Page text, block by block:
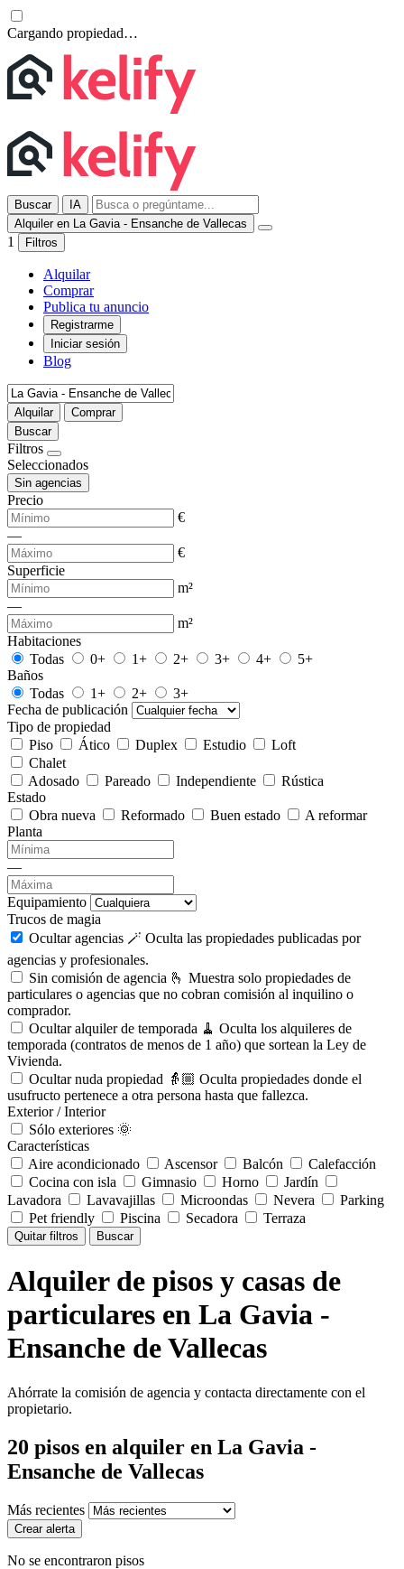
Cargando propiedad…
Buscar
IA
Alquiler en La Gavia - Ensanche de Vallecas
1 Filtros
Alquilar
Comprar
Publica tu anuncio
Registrarme
Iniciar sesión
Blog
Alquilar
Comprar
Buscar
Filtros
Seleccionados
Sin agencias
Precio
€
—
€
Superficie
m²
—
m²
Habitaciones
Todas
0+ 1+ 2+ 3+ 4+
5+
Baños
Todas
1+ 2+
3+
Fecha de publicación
Tipo de propiedad
Piso
Ático Duplex Estudio
Loft
Chalet
Adosado
Pareado Independiente
Rústica
Estado
Obra nueva
Reformado Buen estado
A reformar
Planta
—
Equipamiento
Trucos de magia
Ocultar agencias 🪄 Oculta las propiedades publicadas por
agencias y profesionales.
Sin comisión de agencia 🫰 Muestra solo propiedades de
particulares o agencias que no cobran comisión al inquilino o
comprador.
Ocultar alquiler de temporada 🧹 Oculta los alquileres de
temporada (contratos de menos de 1 año) que sortean la Ley de
Vivienda.
Ocultar nuda propiedad 👵🏼 Oculta propiedades donde el
usufructo pertenece a otra persona hasta que fallezca.
Exterior / Interior
Sólo exteriores 🌞
Características
Aire acondicionado
Ascensor Balcón
Calefacción
Cocina con isla
Gimnasio Horno
Jardín
Lavadora
Lavavajillas Microondas Nevera
Parking
Pet friendly
Piscina Secadora Terraza
Quitar filtros Buscar
Alquiler de pisos y casas de
particulares en La Gavia -
Ensanche de Vallecas
Ahórrate la comisión de agencia y contacta directamente con el
propietario.
20 pisos en alquiler en La Gavia -
Ensanche de Vallecas
Más recientes
Crear alerta
No se encontraron pisos